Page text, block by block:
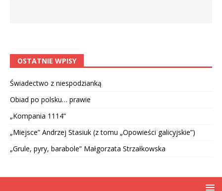
OSTATNIE WPISY
Świadectwo z niespodzianką
Obiad po polsku… prawie
„Kompania 1114”
„Miejsce” Andrzej Stasiuk (z tomu „Opowieści galicyjskie”)
„Grule, pyry, barabole” Małgorzata Strzałkowska